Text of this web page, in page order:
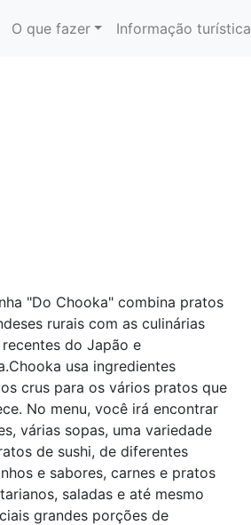
O que fazer Informação turística
"Do Chooka" combina pratos
rurais com as culinárias
recentes do Japão e
usa ingredientes
crus para os vários pratos que
No menu, você irá encontrar
várias sopas, uma variedade
de sushi, de diferentes
e sabores, carnes e pratos
saladas e até mesmo
grandes porções de